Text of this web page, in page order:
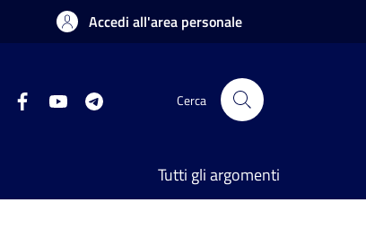
Accedi all'area personale
Cerca
Tutti gli argomenti